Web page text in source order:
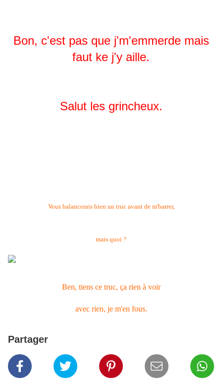
Bon, c'est pas que j'm'emmerde mais
faut ke j'y aille.
Salut les grincheux.
Vous balancerais bien un truc avant de m'barrer,
mais quoi ?
Ben, tiens ce truc, ça rien à voir
avec rien, je m'en fous.
Partager